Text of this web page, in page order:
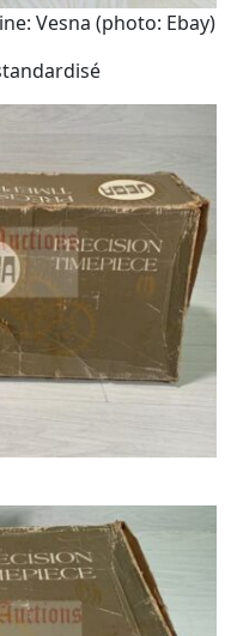
Vesna (photo: Ebay)